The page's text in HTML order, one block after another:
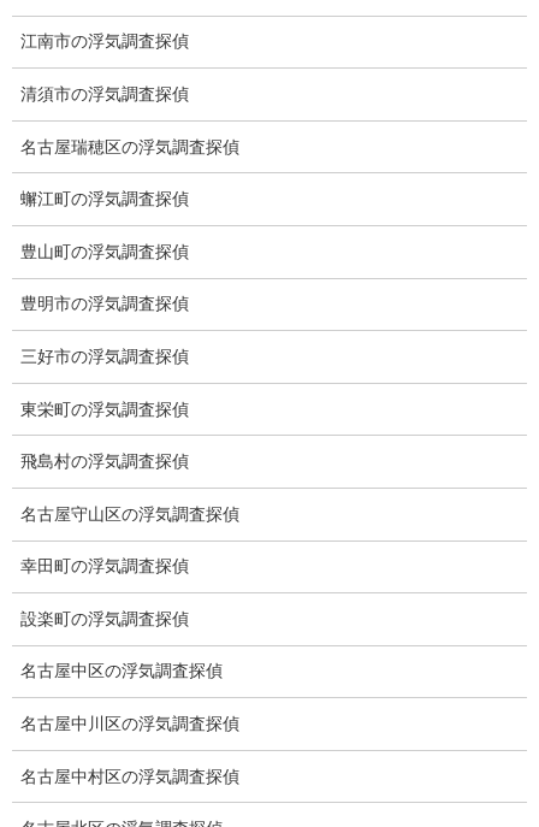
当社のこだわり
低料金の理由
スキルの高さ＝高額料金？
適正料金
稼働制って何？
探偵
探偵を本業
浮気調査プランのご案内
浮気調査の相場
江南市の浮気調査探偵
清須市の浮気調査探偵
名古屋瑞穂区の浮気調査探偵
蠏江町の浮気調査探偵
豊山町の浮気調査探偵
豊明市の浮気調査探偵
三好市の浮気調査探偵
東栄町の浮気調査探偵
飛島村の浮気調査探偵
名古屋守山区の浮気調査探偵
幸田町の浮気調査探偵
設楽町の浮気調査探偵
名古屋中区の浮気調査探偵
名古屋中川区の浮気調査探偵
名古屋中村区の浮気調査探偵